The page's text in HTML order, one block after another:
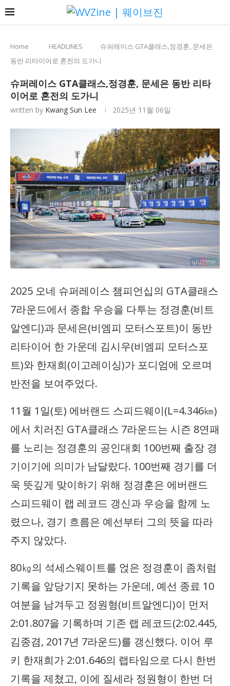
Home HEADLINES
슈퍼레이스 GTA클래스,정경훈, 문세은
동반 리타이어로 혼전의 도가니
슈퍼레이스 GTA클래스,정경훈, 문세은 동반 리타
이어로 혼전의 도가니
written by Kwang Sun Lee 2025년 11월 06일
2025 오네 슈퍼레이스 챔피언십의 GTA클래스
7라운드에서 종합 우승을 다투는 정경훈(비트
알엔디)과 문세은(비엠피 모터스포트)이 동반
리타이어 한 가운데 김시우(비엠피 모터스포
트)와 한재희(이고레이싱)가 포디엄에 오르며
반전을 보여주었다.
11월 1일(토) 에버랜드 스피드웨이(L=4.346㎞)
에서 치러진 GTA클래스 7라운드는 시즌 8연패
를 노리는 정경훈의 공인대회 100번째 출장 경
기이기에 의미가 남달랐다. 100번째 경기를 더
욱 뜻깊게 맞이하기 위해 정경훈은 에버랜드
스피드웨이 랩 레코드 갱신과 우승을 함께 노
렸으나, 경기 흐름은 예선부터 그의 뜻을 따라
주지 않았다.
80㎏의 석세스웨이트를 얹은 정경훈이 좀처럼
기록을 앞당기지 못하는 가운데, 예선 종료 10
여분을 남겨두고 정원형(비트알엔디)이 먼저
2:01.807을 기록하며 기존 랩 레코드(2:02.445,
김종겸, 2017년 7라운드)를 갱신했다. 이어 루
키 한재희가 2:01.646의 랩타임으로 다시 한번
기록을 제쳤고, 이에 질세라 정원형이 한번 더